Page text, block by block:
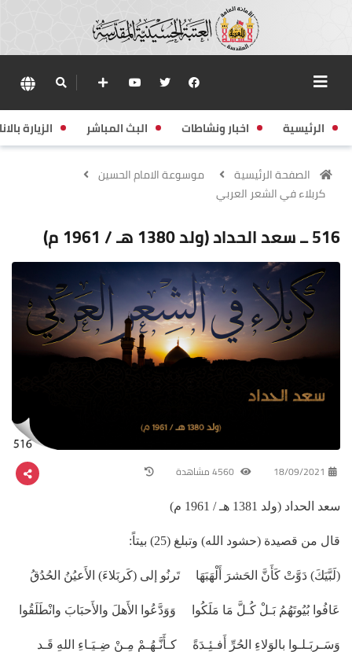
الرئيسية اخبار ونشاطات البث المباشر الزيارة
الصفحة الرئيسية
موسوعة الامام الحسين
كربلاء في الشعر العربي
516 ــ سعد الحداد (ولد 1380 هـ / 1961 م)
18/09/2021
سعد الحداد (ولد 1381 هـ / 1961 م)
قال من قصيدة (حشود الله) وتبلغ (25) بيتاً:
(لَبَّيَكَ) دَوَّتْ كَأَنَّ الحَشرَ أَلْهَبَهَا تَرنُو إلى (كَربَلاءَ) الأَعيُنُ الحُدُقُ
عَافُوا بُيُوتَهُمُ بَـلْ كُـلَّ مَا مَلَكُوا وَوَدَّعُوا الأَهلَ والأَحبَابَ وانْطَلَقُوا
وَسَـربَـلـوا بالوَلاءِ الحُرِّ أَفـئِـدَةً كـأَنَّـهُـمْ مِـنْ ضِـيَـاءِ اللهِ قَـد